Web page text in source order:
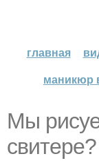
главная
маникюр
Мы
свитере?